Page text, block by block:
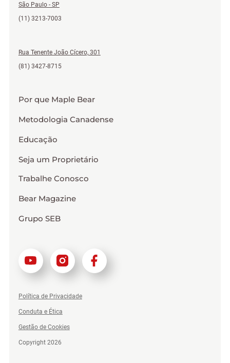
São Paulo - SP
(11) 3213-7003
Rua Tenente João Cícero, 301
(81) 3427-8715
Por que Maple Bear
Metodologia Canadense
Educação
Seja um Proprietário
Trabalhe Conosco
Bear Magazine
Grupo SEB
Política de Privacidade
Conduta e Ética
Gestão de Cookies
Copyright 2026